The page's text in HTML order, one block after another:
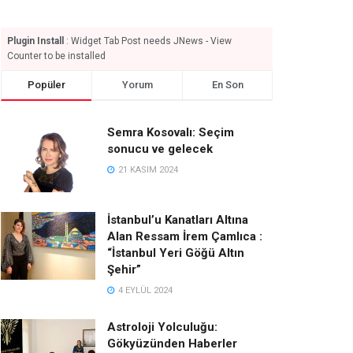
Plugin Install
: Widget Tab Post needs JNews - View
Counter to be installed
Popüler Yorum En Son
Semra Kosovalı: Seçim
sonucu ve gelecek
21 KASIM 2024
İstanbul’u Kanatları Altına
Alan Ressam İrem Çamlıca :
“İstanbul Yeri Göğü Altın
Şehir”
4 EYLÜL 2024
Astroloji Yolculuğu:
Gökyüzünden Haberler